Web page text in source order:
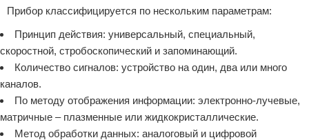
Прибор классифицируется по нескольким параметрам:
Принцип действия: универсальный, специальный,
скоростной, стробоскопический и запоминающий.
Количество сигналов: устройство на один, два или много
каналов.
По методу отображения информации: электронно-лучевые,
матричные – плазменные или жидкокристаллические.
Метод обработки данных: аналоговый и цифровой